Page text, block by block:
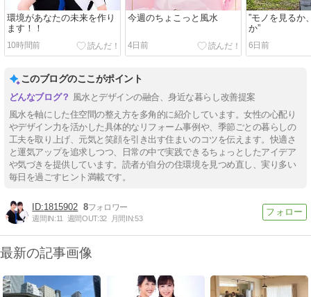
環境があなたの未来を作り
ます！！
10時間前
今週のちょこっと風水
4日前
”モノを見るか
か”
6日前
このブログのここがポイント
風水とデザインの融合、身近な暮らし改善提案
風水を軸にした住空間の整え方を多角的に紹介しています。女性の心配り
やデザイン力を活かした具体的なリフォーム事例や、季節ごとの暮らしの
工夫を取り上げ、元気と笑顔を引き出す住まいのコツを伝えます。快適さ
と運気アップを追求しつつ、日常の中で実践できるちょっとしたアイデア
や気づきを提供しています。読者が自分の住環境を見つめ直し、実り多い
毎日を過ごすヒント満載です。
1815902 8
週間IN:11 週間OUT:32 月間IN:53
最新の記事画像